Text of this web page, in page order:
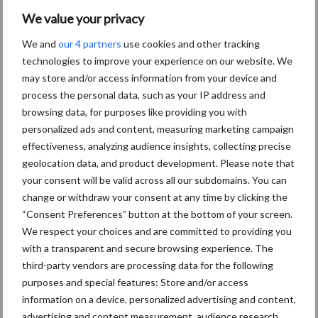
We value your privacy
We and our 4 partners use cookies and other tracking
technologies to improve your experience on our website. We
may store and/or access information from your device and
process the personal data, such as your IP address and
browsing data, for purposes like providing you with
personalized ads and content, measuring marketing campaign
effectiveness, analyzing audience insights, collecting precise
geolocation data, and product development. Please note that
your consent will be valid across all our subdomains. You can
change or withdraw your consent at any time by clicking the
“Consent Preferences” button at the bottom of your screen.
We respect your choices and are committed to providing you
with a transparent and secure browsing experience. The
third-party vendors are processing data for the following
purposes and special features: Store and/or access
information on a device, personalized advertising and content,
Primaire
Sidebar
Recent nieuws Partner nieuws
Maak uw keuze
Machines Duurzaamheid
Toon meer